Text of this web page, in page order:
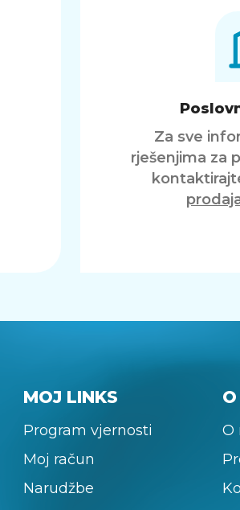
Za sve
rješenjima za
MOJ LINKS
Program vjernosti
Moj račun
Narudžbe
O